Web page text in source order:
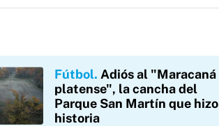
Fútbol Adiós al "Maracaná
platense", la cancha del
Parque San Martín que hizo
historia